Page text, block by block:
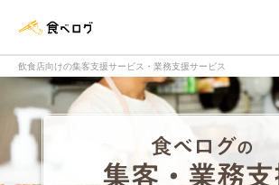
飲食店向けの集客支援サービス・業務支援サービス